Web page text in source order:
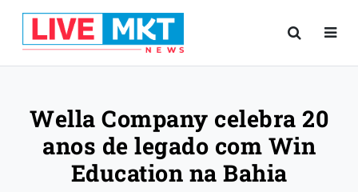
Wella Company celebra 20
anos de legado com Win
Education na Bahia